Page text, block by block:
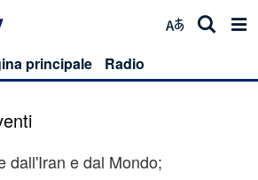
principale Radio
dall'Iran e dal Mondo;